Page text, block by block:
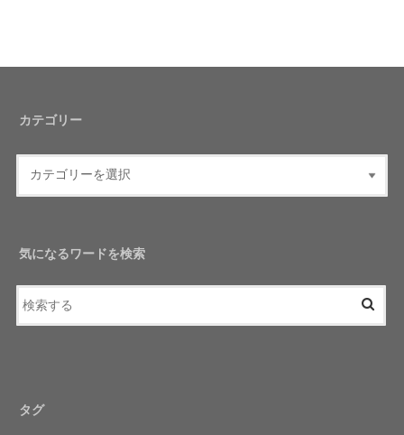
カテゴリー
気になるワードを検索
タグ